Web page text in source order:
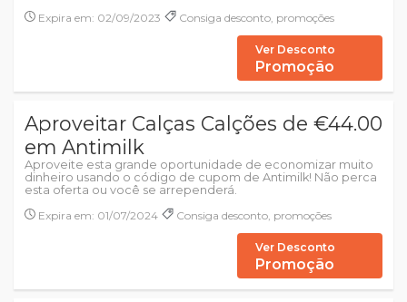
Expira em: 02/09/2023
Consiga desconto, promoções
Ver Desconto
Promoção
Aproveitar Calças Calções de €44.00
em Antimilk
Aproveite esta grande oportunidade de economizar muito
dinheiro usando o código de cupom de Antimilk! Não perca
esta oferta ou você se arrependerá.
Expira em: 01/07/2024
Consiga desconto, promoções
Ver Desconto
Promoção